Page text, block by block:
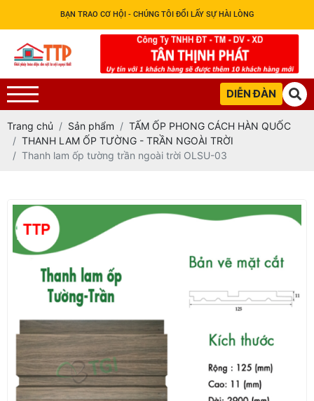
BẠN TRAO CƠ HỘI - CHÚNG TÔI ĐỔI LẤY SỰ HÀI LÒNG
DIỄN ĐÀN
Trang chủ Sản phẩm
TẤM ỐP PHONG CÁCH HÀN QUỐC
THANH LAM ỐP TƯỜNG - TRẦN NGOÀI TRỜI
Thanh lam ốp tường trần ngoài trời OLSU-03